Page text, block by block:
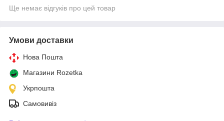
Ще немає відгуків про цей товар
Умови доставки
Нова Пошта
Магазини Rozetka
Укрпошта
Самовивіз